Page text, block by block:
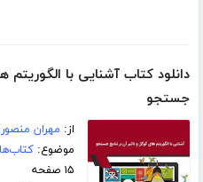
دانلود کتاب آشنایی با الگوریتم
جستجو
از: مهران
موضوع:
۱۵ صفحه